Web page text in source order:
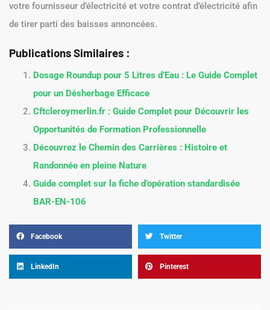
votre fournisseur d’électricité et votre contrat d’électricité afin
de tirer parti des baisses annoncées.
Publications Similaires :
Dosage Roundup pour 5 Litres d’Eau : Le Guide Complet
pour un Désherbage Efficace
Cftcleroymerlin.fr : Guide Complet pour Découvrir les
Opportunités de Formation Professionnelle
Découvrez le Chemin des Carrières : Histoire et
Randonnée en pleine Nature
Guide complet sur la fiche d’opération standardisée
BAR-EN-106
Facebook Twitter
LinkedIn Pinterest